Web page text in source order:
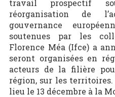
travail prospectif
réorganisation de
gouvernance
soutenues par les
Florence Méa (Ifce) a
seront organisées en
acteurs de la filière
région, sur les
lieu le 13 décembre à la